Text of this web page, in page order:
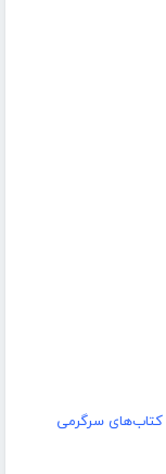
کتاب‌های سرگرمی